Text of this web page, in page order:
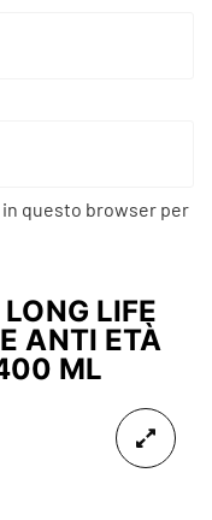
in questo browser per
LIFE
ANTI ETÀ
ML